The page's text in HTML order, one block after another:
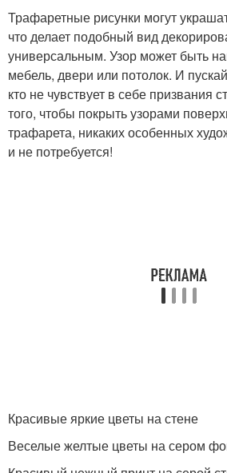
Трафаретные рисунки могут
что делает подобный вид
универсальным. Узор может быть
мебель, двери или потолок. И
кто не чувствует в себе призвания
того, чтобы покрыть узорами
трафарета, никаких особенных
и не потребуется!
Красивые яркие цветы на стене
Веселые желтые цветы на сером